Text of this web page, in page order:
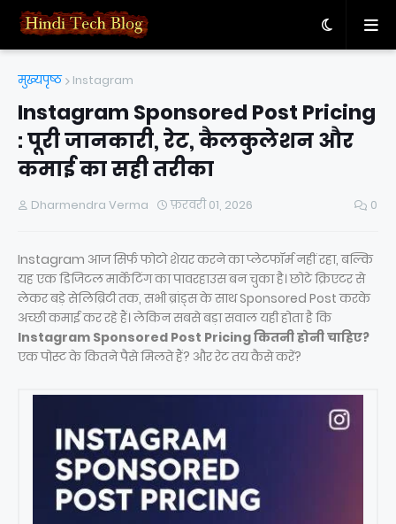
मुख्यपृष्ठ Instagram
Instagram Sponsored Post Pricing
: पूरी जानकारी, रेट, कैलकुलेशन और
कमाई का सही तरीका
Dharmendra Verma फ़रवरी 01, 2026 0
Instagram आज सिर्फ फोटो शेयर करने का प्लेटफॉर्म नहीं रहा, बल्कि
यह एक डिजिटल मार्केटिंग का पावरहाउस बन चुका है। छोटे क्रिएटर से
लेकर बड़े सेलिब्रिटी तक, सभी ब्रांड्स के साथ Sponsored Post करके
अच्छी कमाई कर रहे हैं। लेकिन सबसे बड़ा सवाल यही होता है कि
Instagram Sponsored Post Pricing कितनी होनी चाहिए?
एक पोस्ट के कितने पैसे मिलते हैं? और रेट तय कैसे करें?